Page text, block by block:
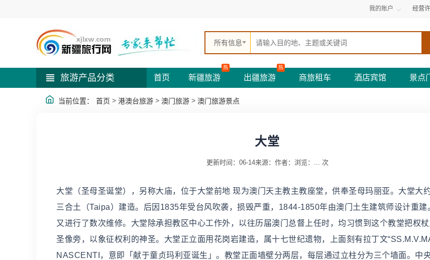
我的账户 经营
所有信息
旅游产品分类 首页 新疆旅游
热
出疆旅游
热
商旅租车 酒店宾馆 景点
当前位置： 首页 > 港澳台旅游 > 澳门旅游 > 澳门旅游景点
大堂
更新时间：06-14来源： 作者： 浏览： ... 次
大堂（圣母圣诞堂），另称大庙，位于大堂前地 现为澳门天主教主教座堂，供奉圣母玛丽亚。大堂大
三合土（Taipa）建造。后因1835年受台风吹袭，损毁严重，1844-1850年由澳门土生建筑师设计重建
又进行了数次维修。大堂除承担教区中心工作外，以往历届澳门总督上任时，均习惯到这个教堂把权
圣像旁，以象征权利的神圣。大堂正立面用花岗岩建造，属十七世纪遗物，上面刻有拉丁文
NASCENTI，意即「献于童贞玛利亚诞生」。教堂正面墙壁分两层，每层通过立柱分为三个墙面。中